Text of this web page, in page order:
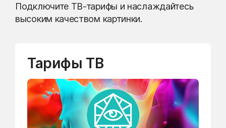
Подключите ТВ-тарифы и наслаждайтесь
высоким качеством картинки.
Тарифы ТВ